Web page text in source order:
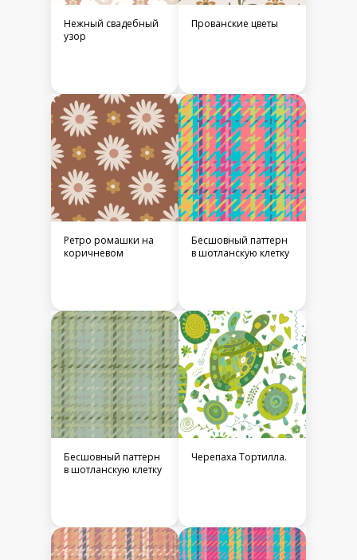
Нежный свадебный
узор
Прованские цветы
Ретро ромашки на
коричневом
Бесшовный паттерн
в шотланскую клетку
Бесшовный паттерн
в шотланскую клетку
Черепаха Тортилла.